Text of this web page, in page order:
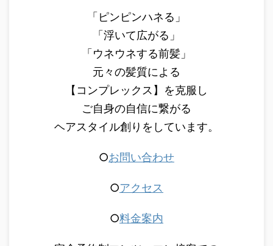
「ピンピンハネる」
「浮いて広がる」
「ウネウネする前髪」
元々の髪質による
【コンプレックス】を克服し
ご自身の自信に繋がる
ヘアスタイル創りをしています。
○お問い合わせ
○アクセス
○料金案内